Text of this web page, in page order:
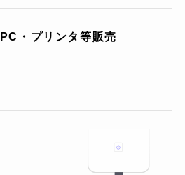
PC・プリンタ等販売